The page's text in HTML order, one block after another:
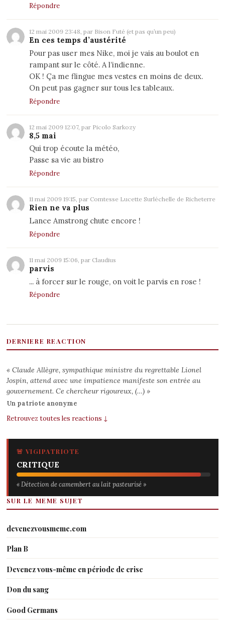
Répondre
12 mai 2009 23:48, par Bison Futé (et pas qu’un peu)
En ces temps d’austérité
Pour pas user mes Nike, moi je vais au boulot en
rampant sur le côté. A l’indienne.
OK ! Ça me flingue mes vestes en moins de deux.
On peut pas gagner sur tous les tableaux.
Répondre
12 mai 2009 12:07, par Picolo Sarkozy
8,5 mai
Qui trop écoute la météo,
Passe sa vie au bistro
Répondre
11 mai 2009 19:15, par Comtesse Lucette Surléchelle de Richeterre
Rien ne va plus
Lance Amstrong chute encore !
Répondre
11 mai 2009 15:06, par Claudius
parvis
... à forcer sur le rouge, on voit le parvis en rose !
Répondre
DERNIERE REACTION
« Claude Allègre, sympathique ministre du regrettable Lionel
Jospin, attend avec une impatience manifeste son entrée au
gouvernement. Ce chercheur rigoureux, (…) »
Un patriote anonyme
Retrouvez toutes les reactions ↓
🚨 VIGIPATRIOTE
CRITIQUE
« Détection de camembert au lait pasteurisé »
SUR LE MEME SUJET
devenezvousmeme.com
Plan B
Devenez vous-même en période de crise
Don du sang
Good Germans